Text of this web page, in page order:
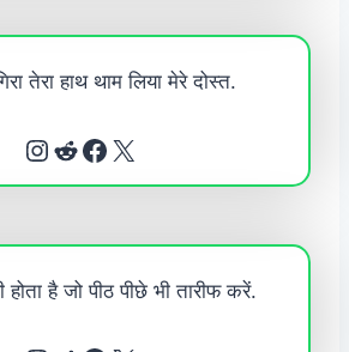
तेरा हाथ थाम लिया मेरे दोस्त.
Instagram Reddit Facebook X
होता है जो पीठ पीछे भी तारीफ करें.